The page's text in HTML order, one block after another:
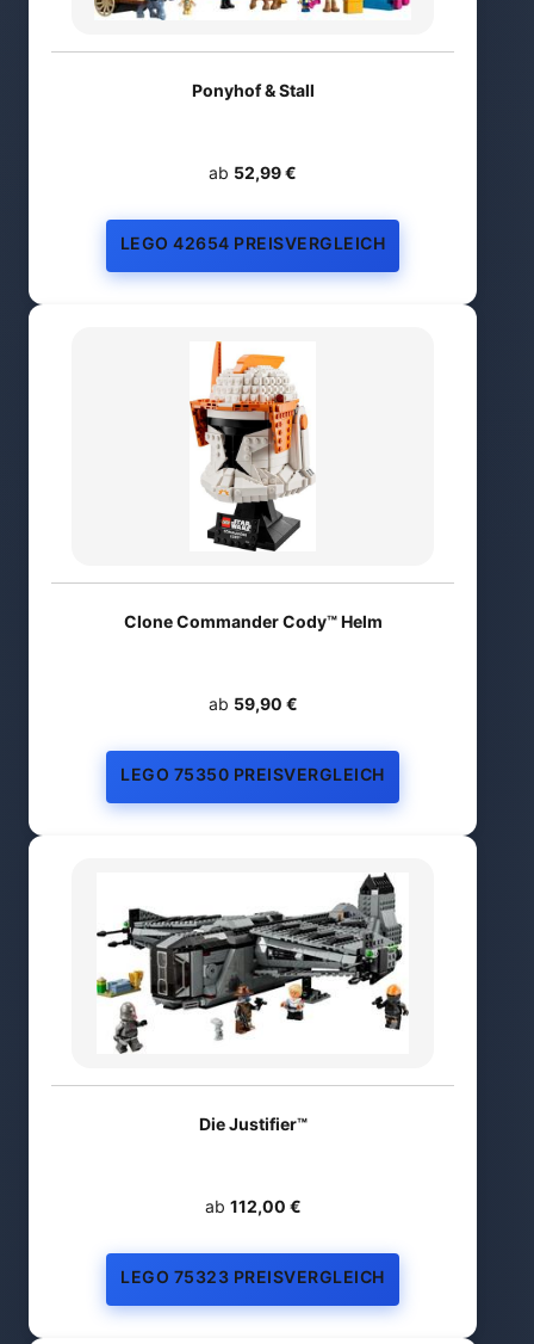
Ponyhof & Stall
ab 52,99 €
LEGO 42654 PREISVERGLEICH
Clone Commander Cody™ Helm
ab 59,90 €
LEGO 75350 PREISVERGLEICH
Die Justifier™
ab 112,00 €
LEGO 75323 PREISVERGLEICH